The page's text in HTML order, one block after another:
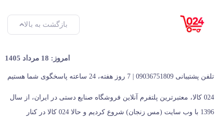
بازگشت به بالا
امروز: 18 مرداد 1405
تلفن پشتیبانی 09036751809 | 7 روز هفته، 24 ساعته پاسخگوی شما هستیم
024 کالا، معتبرترین پلتفرم آنلاین فروشگاه صنایع دستی در ایران، از سال
1396 با وب سایت (مس زنجان) شروع کردیم و حالا 024 کالا در کنار